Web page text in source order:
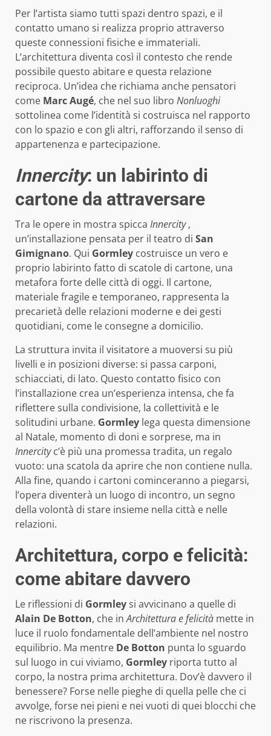
Per l’artista siamo tutti spazi dentro spazi, e il
contatto umano si realizza proprio attraverso
queste connessioni fisiche e immateriali.
L’architettura diventa così il contesto che rende
possibile questo abitare e questa relazione
reciproca. Un’idea che richiama anche pensatori
come Marc Augé, che nel suo libro Nonluoghi
sottolinea come l’identità si costruisca nel rapporto
con lo spazio e con gli altri, rafforzando il senso di
appartenenza e partecipazione.
Innercity: un labirinto di
cartone da attraversare
Tra le opere in mostra spicca Innercity,
un’installazione pensata per il teatro di San
Gimignano. Qui Gormley costruisce un vero e
proprio labirinto fatto di scatole di cartone, una
metafora forte delle città di oggi. Il cartone,
materiale fragile e temporaneo, rappresenta la
precarietà delle relazioni moderne e dei gesti
quotidiani, come le consegne a domicilio.
La struttura invita il visitatore a muoversi su più
livelli e in posizioni diverse: si passa carponi,
schiacciati, di lato. Questo contatto fisico con
l’installazione crea un’esperienza intensa, che fa
riflettere sulla condivisione, la collettività e le
solitudini urbane. Gormley lega questa dimensione
al Natale, momento di doni e sorprese, ma in
Innercityc’è più una promessa tradita, un regalo
vuoto: una scatola da aprire che non contiene nulla.
Alla fine, quando i cartoni cominceranno a piegarsi,
l’opera diventerà un luogo di incontro, un segno
della volontà di stare insieme nella città e nelle
relazioni.
Architettura, corpo e felicità:
come abitare davvero
Le riflessioni di Gormleysi avvicinano a quelle di
Alain De Botton, che inArchitettura e felicità mette in
luce il ruolo fondamentale dell’ambiente nel nostro
equilibrio. Ma mentre De Botton punta lo sguardo
sul luogo in cui viviamo, Gormley riporta tutto al
corpo, la nostra prima architettura. Dov’è davvero il
benessere? Forse nelle pieghe di quella pelle che ci
avvolge, forse nei pieni e nei vuoti di quei blocchi che
ne riscrivono la presenza.